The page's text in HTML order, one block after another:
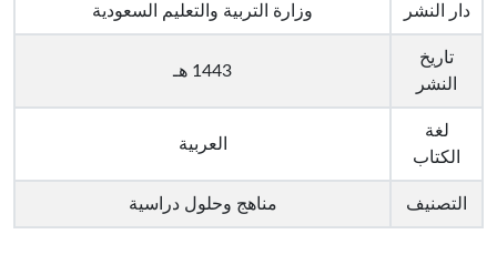
دار النشر وزارة التربية والتعليم السعودية
تاريخ
النشر
1443 هـ
لغة
الكتاب
العربية
التصنيف مناهج وحلول دراسية